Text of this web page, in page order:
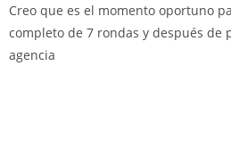
Creo que es el momento oportuno
completo de 7 rondas y después de
agencia